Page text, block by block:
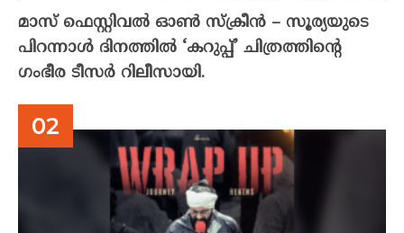
മാസ് ഫെസ്റ്റിവൽ ഓൺ സ്‌ക്രീൻ – സൂര്യയുടെ
പിറന്നാൾ ദിനത്തിൽ ‘കറുപ്പ്’ ചിത്രത്തിന്റെ
ഗംഭീര ടീസർ റിലീസായി.